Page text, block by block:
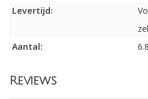
Levertijd:
Aantal:
Reviews